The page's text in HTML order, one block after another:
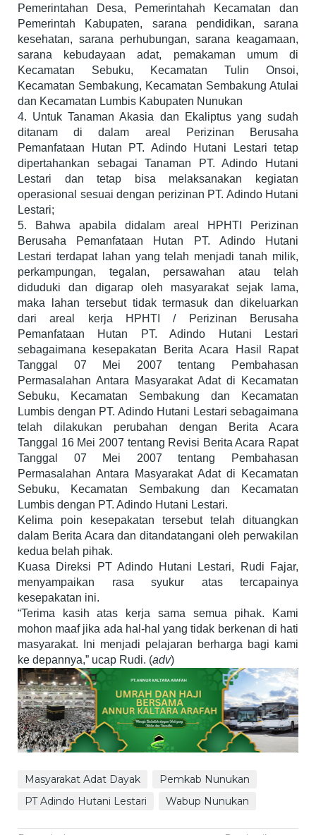
Pemerintahan Desa, Pemerintahah Kecamatan dan
Pemerintah Kabupaten, sarana pendidikan, sarana
kesehatan, sarana perhubungan, sarana keagamaan,
sarana kebudayaan adat, pemakaman umum di
Kecamatan Sebuku, Kecamatan Tulin Onsoi,
Kecamatan Sembakung, Kecamatan Sembakung Atulai
dan Kecamatan Lumbis Kabupaten Nunukan
4. Untuk Tanaman Akasia dan Ekaliptus yang sudah
ditanam di dalam areal Perizinan Berusaha
Pemanfataan Hutan PT. Adindo Hutani Lestari tetap
dipertahankan sebagai Tanaman PT. Adindo Hutani
Lestari dan tetap bisa melaksanakan kegiatan
operasional sesuai dengan perizinan PT. Adindo Hutani
Lestari;
5. Bahwa apabila didalam areal HPHTI Perizinan
Berusaha Pemanfataan Hutan PT. Adindo Hutani
Lestari terdapat lahan yang telah menjadi tanah milik,
perkampungan, tegalan, persawahan atau telah
diduduki dan digarap oleh masyarakat sejak lama,
maka lahan tersebut tidak termasuk dan dikeluarkan
dari areal kerja HPHTI / Perizinan Berusaha
Pemanfataan Hutan PT. Adindo Hutani Lestari
sebagaimana kesepakatan Berita Acara Hasil Rapat
Tanggal 07 Mei 2007 tentang Pembahasan
Permasalahan Antara Masyarakat Adat di Kecamatan
Sebuku, Kecamatan Sembakung dan Kecamatan
Lumbis dengan PT. Adindo Hutani Lestari sebagaimana
telah dilakukan perubahan dengan Berita Acara
Tanggal 16 Mei 2007 tentang Revisi Berita Acara Rapat
Tanggal 07 Mei 2007 tentang Pembahasan
Permasalahan Antara Masyarakat Adat di Kecamatan
Sebuku, Kecamatan Sembakung dan Kecamatan
Lumbis dengan PT. Adindo Hutani Lestari.
Kelima poin kesepakatan tersebut telah dituangkan
dalam Berita Acara dan ditandatangani oleh perwakilan
kedua belah pihak.
Kuasa Direksi PT Adindo Hutani Lestari, Rudi Fajar,
menyampaikan rasa syukur atas tercapainya
kesepakatan ini.
“Terima kasih atas kerja sama semua pihak. Kami
mohon maaf jika ada hal-hal yang tidak berkenan di hati
masyarakat. Ini menjadi pelajaran berharga bagi kami
ke depannya,” ucap Rudi. (adv)
Masyarakat Adat Dayak
Pemkab Nunukan
PT Adindo Hutani Lestari
Wabup Nunukan